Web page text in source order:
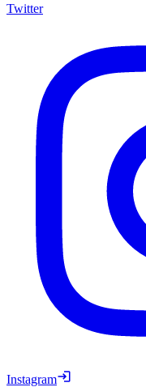
Twitter
Instagram